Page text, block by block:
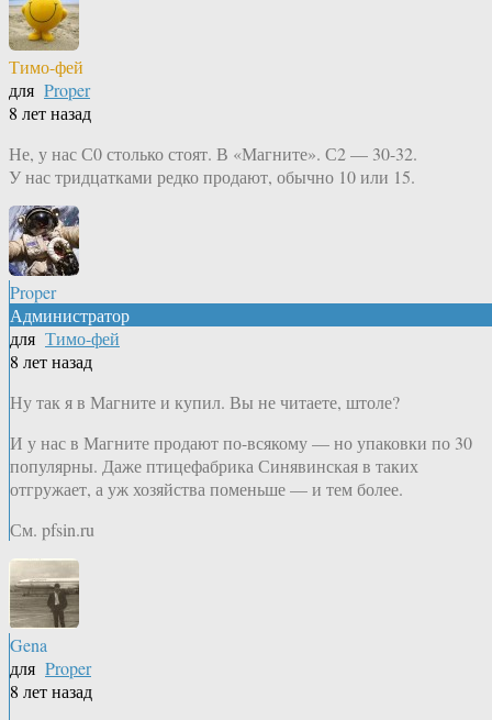
Тимо-фей
для Proper
8 лет назад
Не, у нас С0 столько стоят. В «Магните». С2 — 30-32.
У нас тридцатками редко продают, обычно 10 или 15.
Proper
Администратор
для Тимо-фей
8 лет назад
Ну так я в Магните и купил. Вы не читаете, штоле?
И у нас в Магните продают по-всякому — но упаковки по 30
популярны. Даже птицефабрика Синявинская в таких
отгружает, а уж хозяйства поменьше — и тем более.
См. pfsin.ru
Gena
для Proper
8 лет назад